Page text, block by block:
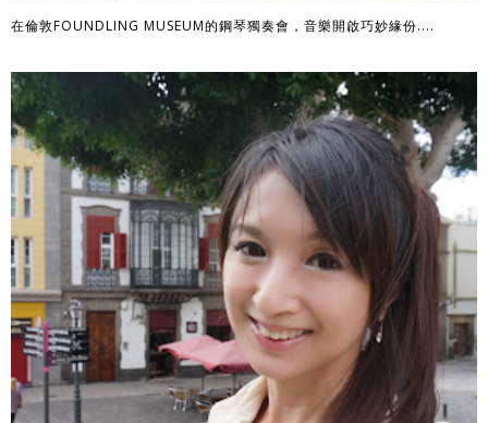
在倫敦FOUNDLING MUSEUM的鋼琴獨奏會，音樂開啟巧妙緣份....